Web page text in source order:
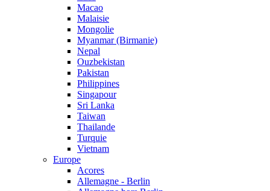
Macao
Malaisie
Mongolie
Myanmar (Birmanie)
Nepal
Ouzbekistan
Pakistan
Philippines
Singapour
Sri Lanka
Taiwan
Thailande
Turquie
Vietnam
Europe
Acores
Allemagne - Berlin